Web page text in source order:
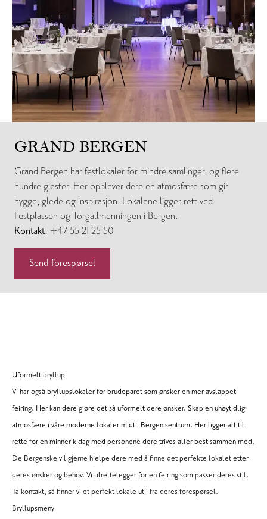
GRAND BERGEN
Grand Bergen har festlokaler for mindre samlinger, og flere
hundre gjester. Her opplever dere en atmosfære som gir
hygge, glede og inspirasjon. Lokalene ligger rett ved
Festplassen og Torgallmenningen i Bergen.
Kontakt: +47 55 21 25 50
Send forespørsel
Uformelt bryllup
Vi har også bryllupslokaler for brudeparet som ønsker en mer avslappet
feiring. Her kan dere gjøre det så uformelt dere ønsker. Skap en uhøytidlig
atmosfære i våre moderne lokaler midt i Bergen sentrum. Her ligger alt til
rette for en minnerik dag med personene dere trives aller best sammen med.
De Bergenske vil gjerne hjelpe dere med å finne det perfekte lokalet etter
deres ønsker og behov. Vi tilrettelegger for en feiring som passer deres stil.
Ta kontakt, så finner vi et perfekt lokale ut i fra deres forespørsel.
Bryllupsmeny